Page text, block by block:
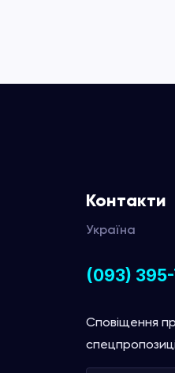
Контакти
Україна
(093)
Сповіщення